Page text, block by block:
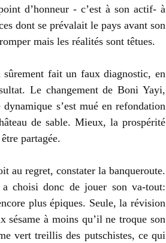
d’honneur - c’est à son actif- à
dont se prévalait le pays avant son
mais les réalités sont têtues.
sûrement fait un faux diagnostic, en
Le changement de Boni Yayi,
s’est mué en refondation
de sable. Mieux, la prospérité
partagée.
au regret, constater la banqueroute.
choisi donc de jouer son va-tout:
plus épiques. Seule, la révision
à moins qu’il ne troque son
vert treillis des putschistes, ce qui